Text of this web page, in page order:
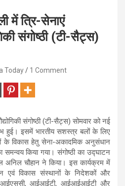
में त्रि-सेनाएं
संगोष्ठी (टी-सैट्स)
Today 1 Comment
संगोष्ठी (टी-सैट्स) सोमवार को नई
हुई। इसमें भारतीय सशस्त्र बलों के लिए
के विकास हेतु सेना-अकादमिक अनुसंधान
समन्वय किया गया। संगोष्ठी का उद्घाटन
चौहान ने किया। इस कार्यक्रम में
एवं विकास संस्थानों के निदेशकों और
आईआईटी, आईआईआईटी और